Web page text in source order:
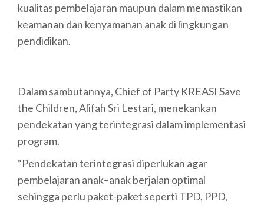
kualitas pembelajaran maupun dalam memastikan
keamanan dan kenyamanan anak di lingkungan
pendidikan.
Dalam sambutannya, Chief of Party KREASI Save
the Children, Alifah Sri Lestari, menekankan
pendekatan yang terintegrasi dalam implementasi
program.
“Pendekatan terintegrasi diperlukan agar
pembelajaran anak–anak berjalan optimal
sehingga perlu paket-paket seperti TPD, PPD,